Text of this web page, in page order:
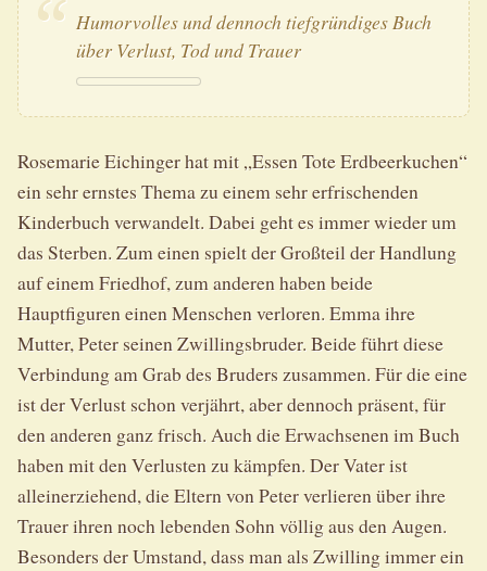
Humorvolles und dennoch tiefgründiges Buch
über Verlust, Tod und Trauer
Rosemarie Eichinger hat mit „Essen Tote Erdbeerkuchen“
ein sehr ernstes Thema zu einem sehr erfrischenden
Kinderbuch verwandelt. Dabei geht es immer wieder um
das Sterben. Zum einen spielt der Großteil der Handlung
auf einem Friedhof, zum anderen haben beide
Hauptfiguren einen Menschen verloren. Emma ihre
Mutter, Peter seinen Zwillingsbruder. Beide führt diese
Verbindung am Grab des Bruders zusammen. Für die eine
ist der Verlust schon verjährt, aber dennoch präsent, für
den anderen ganz frisch. Auch die Erwachsenen im Buch
haben mit den Verlusten zu kämpfen. Der Vater ist
alleinerziehend, die Eltern von Peter verlieren über ihre
Trauer ihren noch lebenden Sohn völlig aus den Augen.
Besonders der Umstand, dass man als Zwilling immer ein